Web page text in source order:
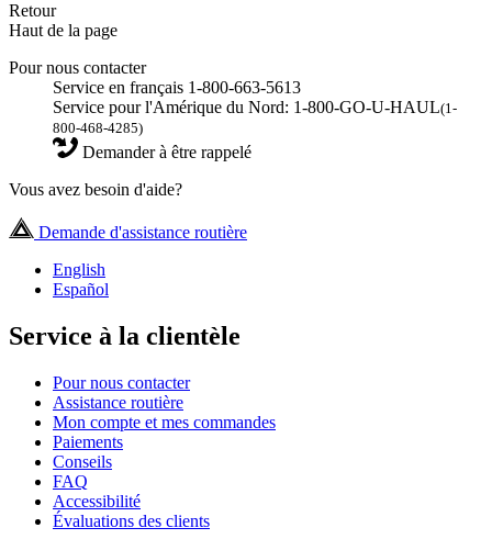
Retour
Haut de la page
Pour nous contacter
Service en français 1-800-663-5613
Service pour l'Amérique du Nord: 1-800-GO-U-HAUL(1-
800-468-4285)
Demander à être rappelé
Vous avez besoin d'aide?
Demande d'assistance routière
English
Español
Service à la clientèle
Pour nous contacter
Assistance routière
Mon compte et mes commandes
Paiements
Conseils
FAQ
Accessibilité
Évaluations des clients